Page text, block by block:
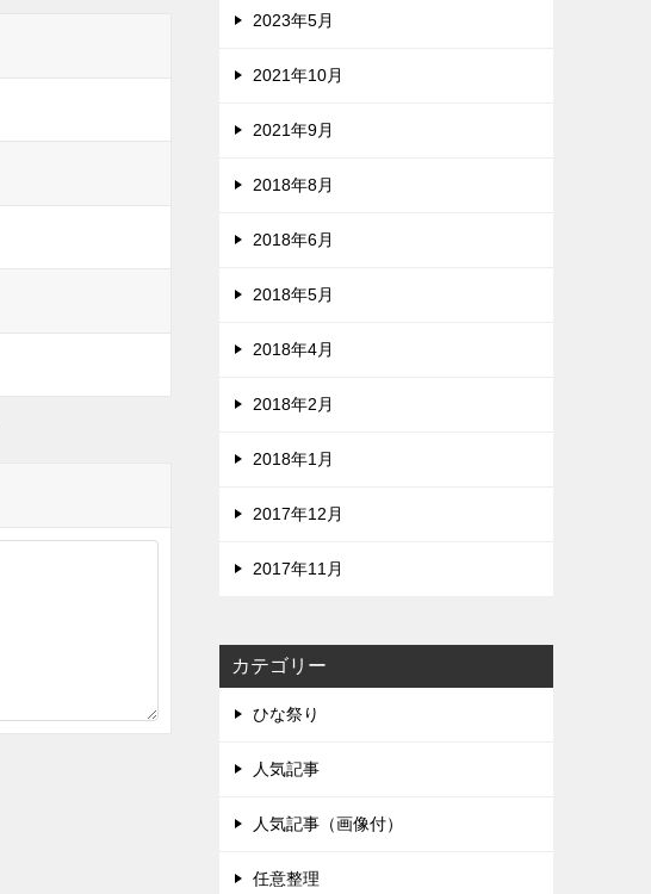
2023年5月
2021年10月
2021年9月
2018年8月
2018年6月
2018年5月
2018年4月
2018年2月
2018年1月
2017年12月
2017年11月
カテゴリー
ひな祭り
人気記事
人気記事（画像付）
任意整理